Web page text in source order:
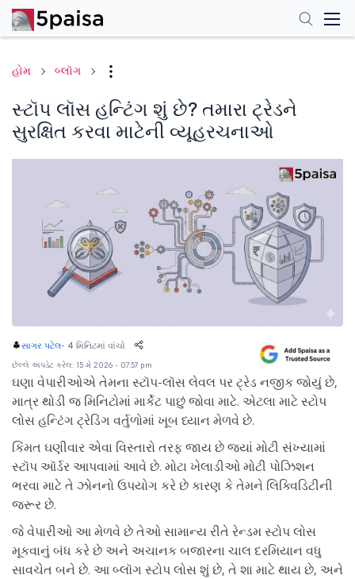
હોમ બ્લૉગ
સ્ટૉપ લૉસ હન્ટિંગ શું છે? તમારા ટ્રેડને
સુરક્ષિત કરવા માટેની વ્યૂહરચનાઓ
સાગર પટેલ- 4 મિનિટમાં વાંચો
છેલ્લે અપડેટ કરેલ: 15 મે 2026 - 07:57 pm
ઘણા વેપારીઓએ તેમના સ્ટૉપ-લૉસ લેવલ પર ટ્રેડ નજીક જોયું છે,
માત્ર થોડી જ મિનિટોમાં માર્કેટ પાછું જોવા માટે. એટલા માટે સ્ટોપ
લોસ હન્ટિંગ ટ્રેડિંગ વર્તુળોમાં ખૂબ ધ્યાન મેળવે છે.
કિંમત ઘણીવાર એવા વિસ્તારો તરફ જાય છે જ્યાં મોટી સંખ્યામાં
સ્ટૉપ ઑર્ડર આપવામાં આવે છે. મોટા ખેલાડીઓ મોટી પોઝિશન
ભરવા માટે તે ઝોનનો ઉપયોગ કરે છે કારણ કે તેમને લિક્વિડિટીની
જરૂર છે.
જે વેપારીઓ આ મેળવે છે તેઓ સામાન્ય રીતે રેન્ડમ સ્ટોપ લોસ
મૂકવાનું બંધ કરે છે અને અચાનક બજારના ચાલ દરમિયાન વધુ
સાવચેત બને છે. આ બ્લૉગ સ્ટોપ લોસ શું છે, તે શા માટે થાય છે, અને